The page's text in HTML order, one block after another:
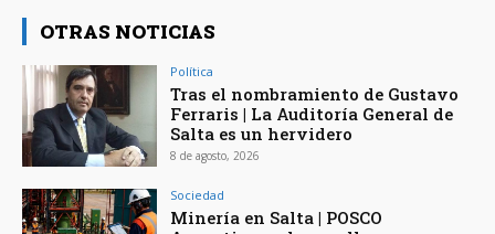
OTRAS NOTICIAS
Política
Tras el nombramiento de Gustavo
Ferraris | La Auditoría General de
Salta es un hervidero
8 de agosto, 2026
Sociedad
Minería en Salta | POSCO